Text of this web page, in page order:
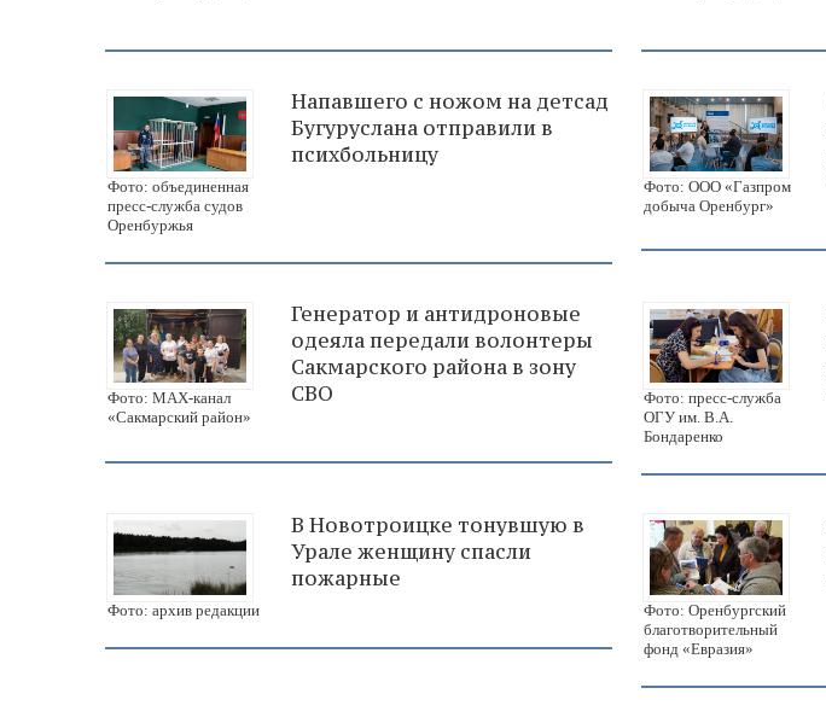
Фото: объединенная
пресс-служба судов
Оренбуржья
Напавшего с ножом на детсад
Бугуруслана отправили в
психбольницу
Фото: ООО «Газпром
добыча Оренбург»
Фото: МАХ-канал
«Сакмарский район»
Генератор и антидроновые
одеяла передали волонтеры
Сакмарского района в зону
СВО
Фото: пресс-служба
ОГУ им. В.А.
Бондаренко
Фото: архив редакции
В Новотроицке тонувшую в
Урале женщину спасли
пожарные
Фото: Оренбургский
благотворительный
фонд «Евразия»